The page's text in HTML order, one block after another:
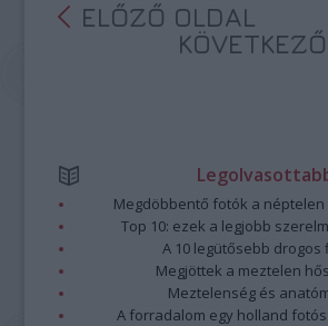
ELŐZŐ OLDAL
Megdöbbentő fotók a
Top 10: ezek a legjobb
A 10 legütősebb drogos
Megjöttek a meztelen
Meztelenség és
A forradalom egy holland